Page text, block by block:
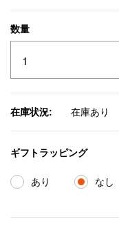
数量
在庫状況: 在庫あり
ギフトラッピング
あり なし